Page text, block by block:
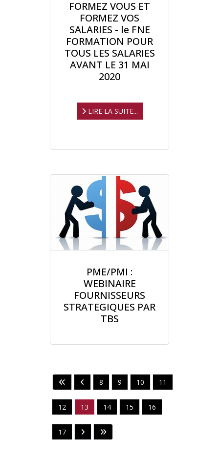
FORMEZ VOUS ET
FORMEZ VOS
SALARIES - le FNE
FORMATION POUR
TOUS LES SALARIES
AVANT LE 31 MAI
2020
LIRE LA SUITE...
PME/PMI :
WEBINAIRE
FOURNISSEURS
STRATEGIQUES PAR
TBS
8 9 10 11
12 13 14 15 16
17